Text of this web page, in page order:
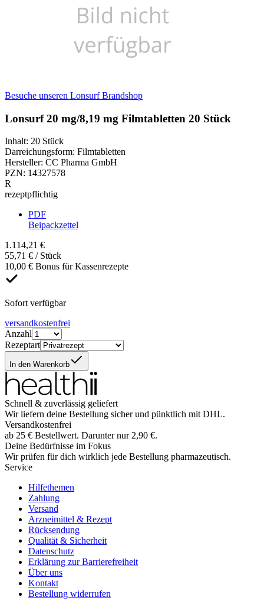
Besuche unseren Lonsurf Brandshop
Lonsurf 20 mg/8,19 mg Filmtabletten 20 Stück
Inhalt: 20 Stück
Darreichungsform: Filmtabletten
Hersteller: CC Pharma GmbH
PZN: 14327578
R
rezeptpflichtig
PDF
Beipackzettel
1.114,21 €
55,71 € / Stück
10,00 € Bonus für Kassenrezepte
Sofort verfügbar
versandkostenfrei
Anzahl
Rezeptart
In den Warenkorb
Schnell & zuverlässig geliefert
Wir liefern deine Bestellung sicher und pünktlich mit DHL.
Versandkostenfrei
ab 25 € Bestellwert. Darunter nur 2,90 €.
Deine Bedürfnisse im Fokus
Wir prüfen für dich wirklich jede Bestellung pharmazeutisch.
Service
Hilfethemen
Zahlung
Versand
Arzneimittel & Rezept
Rücksendung
Qualität & Sicherheit
Datenschutz
Erklärung zur Barrierefreiheit
Über uns
Kontakt
Bestellung widerrufen